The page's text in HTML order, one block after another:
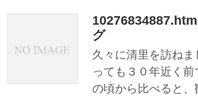
グ
久々に清里を訪ね
っても３０年近く
の頃から比べると